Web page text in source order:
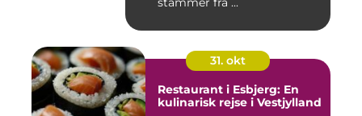
31. okt
Restaurant i Esbjerg: En
kulinarisk rejse i Vestjylland